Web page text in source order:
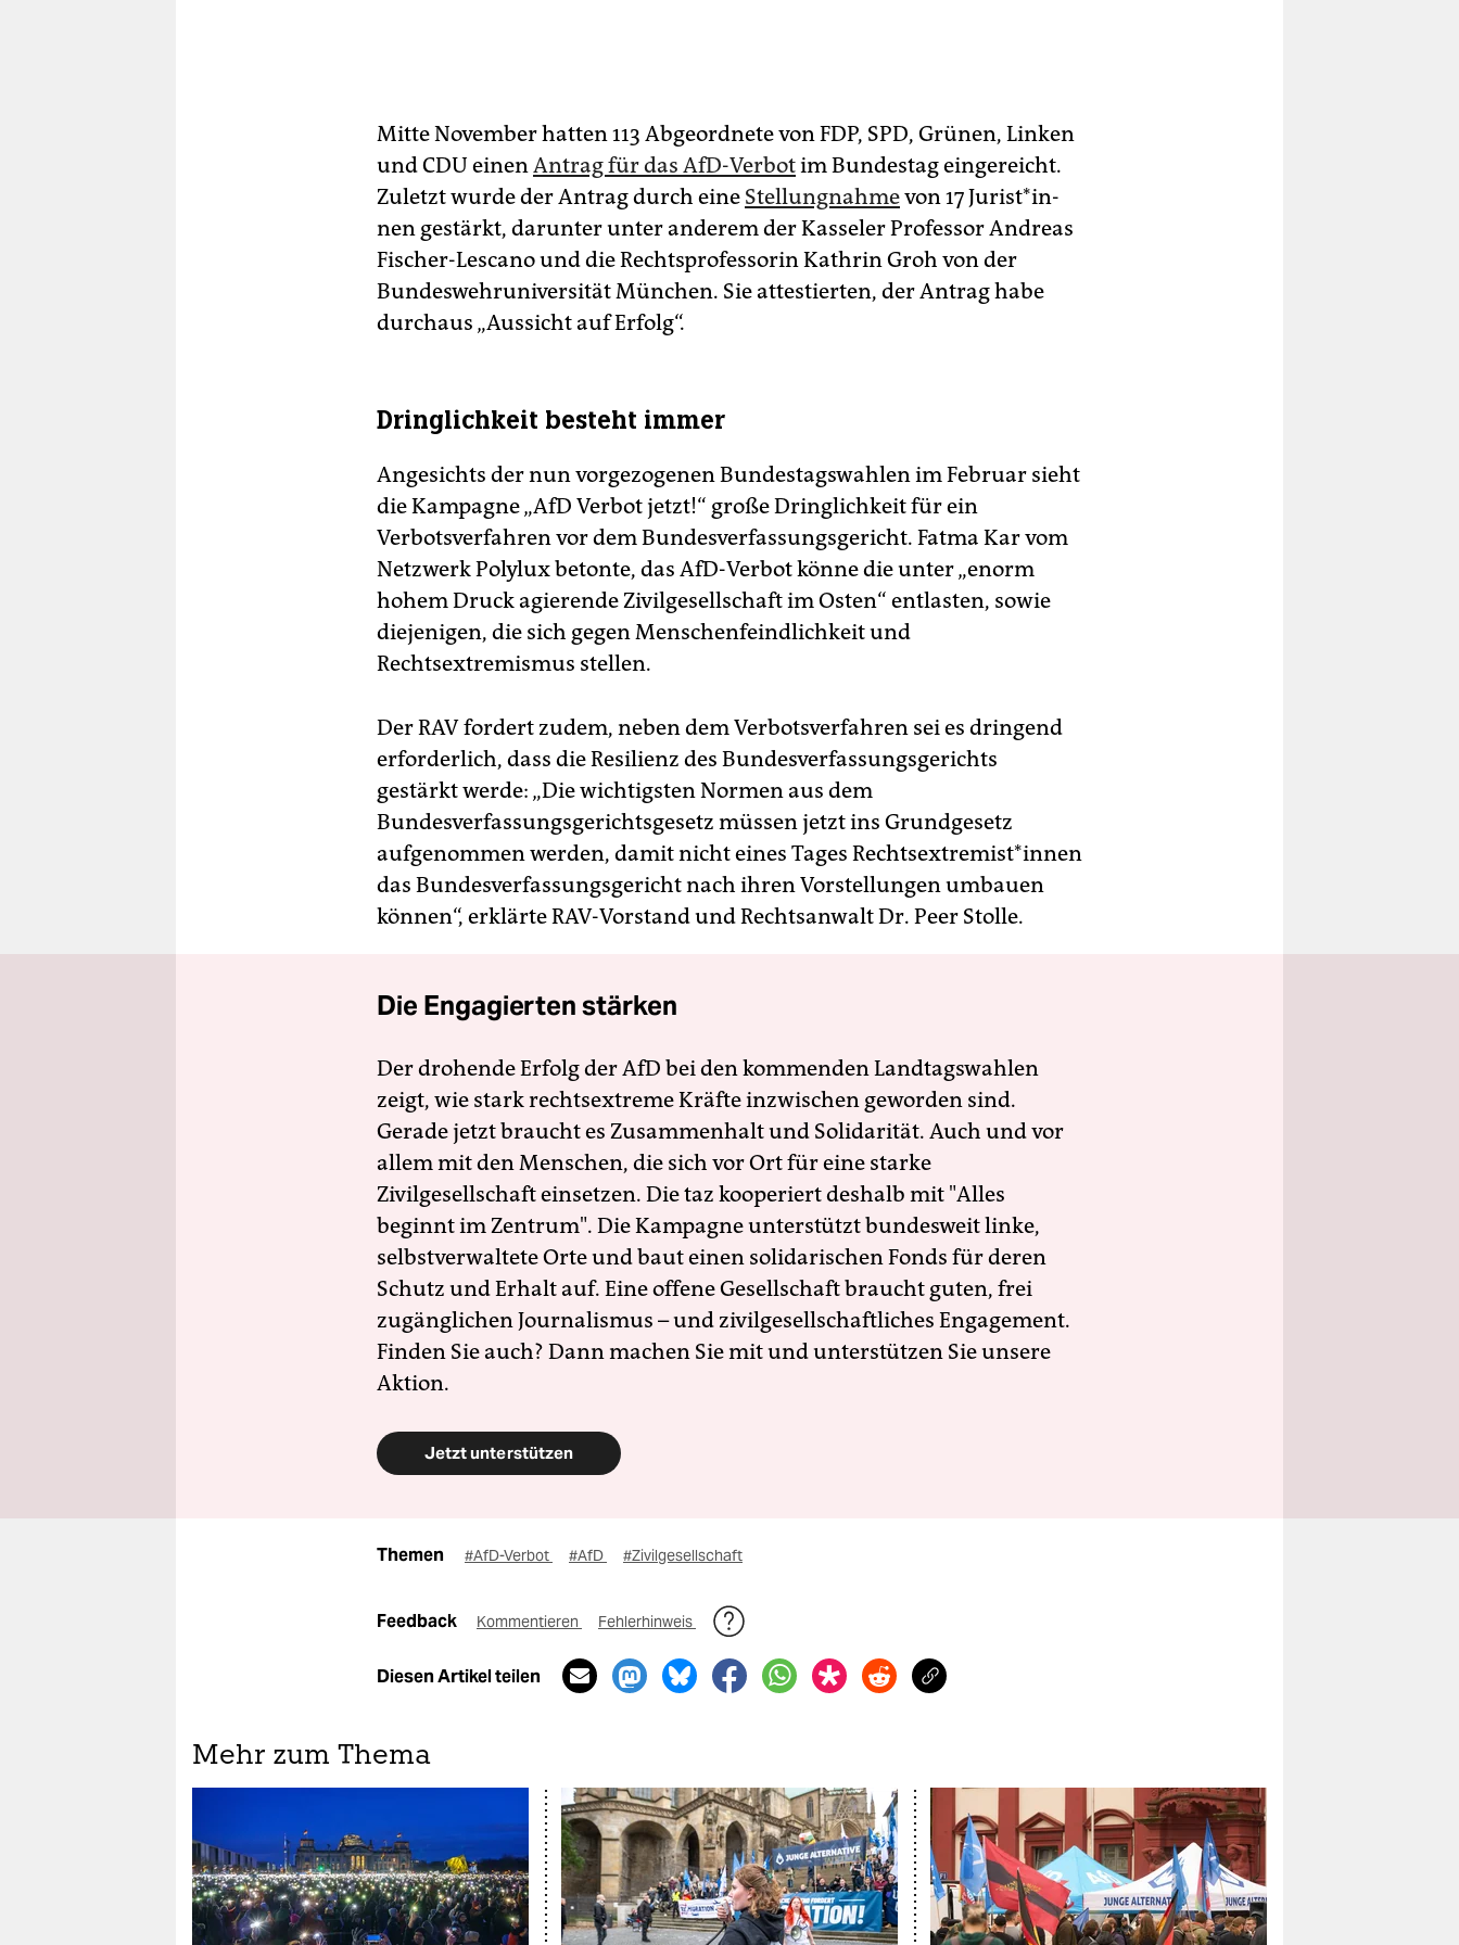
Mitte November hatten 113 Abgeordnete von FDP, SPD, Grünen, Linken
und CDU einenAntrag für das AfD-Verbotim Bundestag eingereicht.
Zuletzt wurde der Antrag durch eine Stellungnahmevon 17 Ju­ris­t*in­
nen gestärkt, darunter unter anderem der Kasseler Professor Andreas
Fischer-Lescano und die Rechtsprofessorin Kathrin Groh von der
Bundeswehruniversität München. Sie attestierten, der Antrag habe
durchaus „Aussicht auf Erfolg“.
Dringlichkeit besteht immer
Angesichts der nun vorgezogenen Bundestagswahlen im Februar sieht
die Kampagne „AfD Verbot jetzt!“ große Dringlichkeit für ein
Verbotsverfahren vor dem Bundesverfassungsgericht. Fatma Kar vom
Netzwerk Polylux betonte, das AfD-Verbot könne die unter „enorm
hohem Druck agierende Zivilgesellschaft im Osten“ entlasten, sowie
diejenigen, die sich gegen Menschenfeindlichkeit und
Rechtsextremismus stellen.
Der RAV fordert zudem, neben dem Verbotsverfahren sei es dringend
erforderlich, dass die Resilienz des Bundesverfassungsgerichts
gestärkt werde: „Die wichtigsten Normen aus dem
Bundesverfassungsgerichtsgesetz müssen jetzt ins Grundgesetz
aufgenommen werden, damit nicht eines Tages Rechts­ex­tre­mis­t*in­nen
das Bundesverfassungsgericht nach ihren Vorstellungen umbauen
können“, erklärte RAV-Vorstand und Rechtsanwalt Dr. Peer Stolle.
Die Engagierten stärken
Der drohende Erfolg der AfD bei den kommenden Landtagswahlen
zeigt, wie stark rechtsextreme Kräfte inzwischen geworden sind.
Gerade jetzt braucht es Zusammenhalt und Solidarität. Auch und vor
allem mit den Menschen, die sich vor Ort für eine starke
Zivilgesellschaft einsetzen. Die taz kooperiert deshalb mit "Alles
beginnt im Zentrum". Die Kampagne unterstützt bundesweit linke,
selbstverwaltete Orte und baut einen solidarischen Fonds für deren
Schutz und Erhalt auf. Eine offene Gesellschaft braucht guten, frei
zugänglichen Journalismus – und zivilgesellschaftliches Engagement.
Finden Sie auch? Dann machen Sie mit und unterstützen Sie unsere
Aktion.
Jetzt unterstützen
Themen #AfD-Verbot #AfD #Zivilgesellschaft
Feedback Kommentieren Fehlerhinweis
Diesen Artikel teilen
Mehr zum Thema